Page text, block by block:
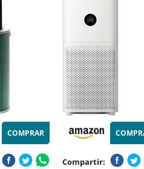
cubre hasta
por app,
10)
Velocidades, Silencioso
Versión Mejorada
COMPRAR
Compartir: